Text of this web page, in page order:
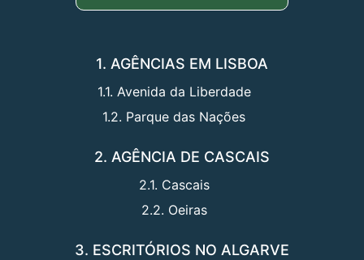
1. AGÊNCIAS EM LISBOA
1.1. Avenida da Liberdade
1.2. Parque das Nações
2. AGÊNCIA DE CASCAIS
2.1. Cascais
2.2. Oeiras
3. ESCRITÓRIOS NO ALGARVE